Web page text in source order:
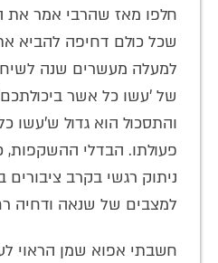
חלפו מאז שהרבי אמר את
שכל כולם דחיפה להביא
למעלה מעשרים שנה
של 'עשו כל אשר
והתסכול הוא גדול ש'עשו
פעולתו. הבדלי ההשקפות,
ניתוק רגשי בקרב ציבורים
למצבים של שנאה ודחיה
חשבתי אפוא שמן הראוי